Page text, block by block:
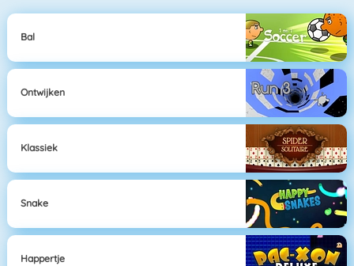
Bal
Ontwijken
Klassiek
Snake
Happertje